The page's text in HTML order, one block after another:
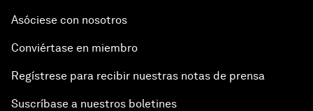
Asóciese con nosotros
Conviértase en miembro
Regístrese para recibir nuestras notas de prensa
Suscríbase a nuestros boletines